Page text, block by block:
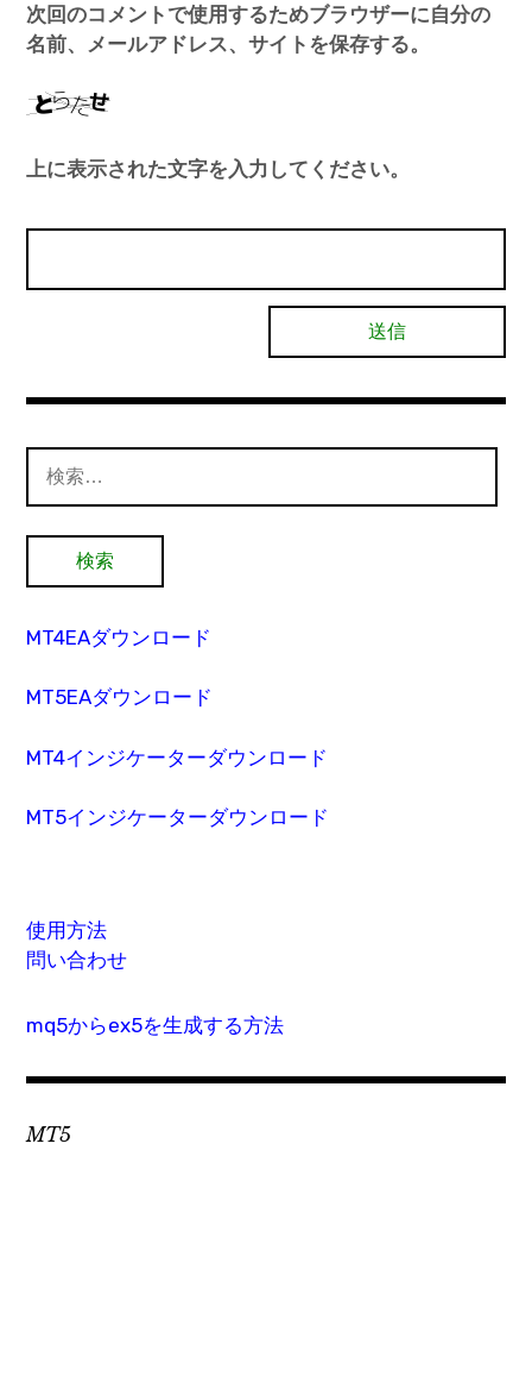
次回のコメントで使用するためブラウザーに自分の
名前、メールアドレス、サイトを保存する。
上に表示された文字を入力してください。
索:
MT4EAダウンロード
MT5EAダウンロード
MT4インジケーターダウンロード
MT5インジケーターダウンロード
使用方法
問い合わせ
mq5からex5を生成する方法
MT5